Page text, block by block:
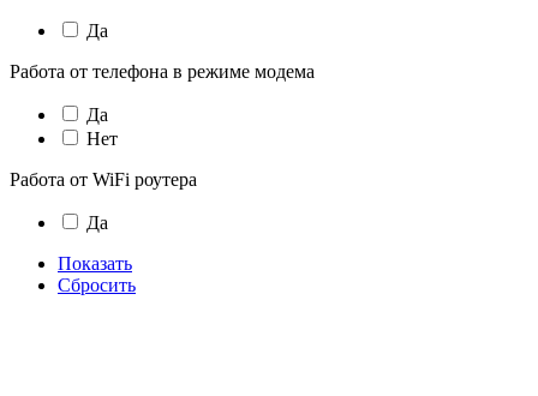
Да
Работа от телефона в режиме модема
Да
Нет
Работа от WiFi роутера
Да
Показать
Сбросить